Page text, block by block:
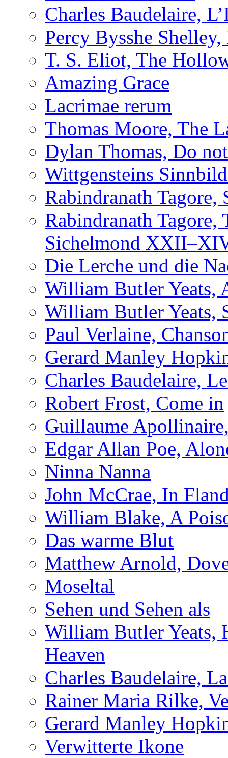
Charles Baudelaire,
Percy Bysshe
T. S. Eliot, The
Amazing Grace
Lacrimae rerum
Thomas Moore, The
Dylan Thomas, Do
Wittgensteins
Rabindranath
Rabindranath Tagore,
Sichelmond
Die Lerche und die
William Butler Yeats,
William Butler Yeats,
Paul Verlaine,
Gerard Manley
Charles Baudelaire,
Robert Frost, Come in
Guillaume
Edgar Allan Poe,
Ninna Nanna
John McCrae, In
William Blake, A
Das warme Blut
Matthew Arnold,
Moseltal
Sehen und Sehen als
William Butler Yeats,
Heaven
Charles Baudelaire,
Rainer Maria Rilke,
Gerard Manley
Verwitterte Ikone